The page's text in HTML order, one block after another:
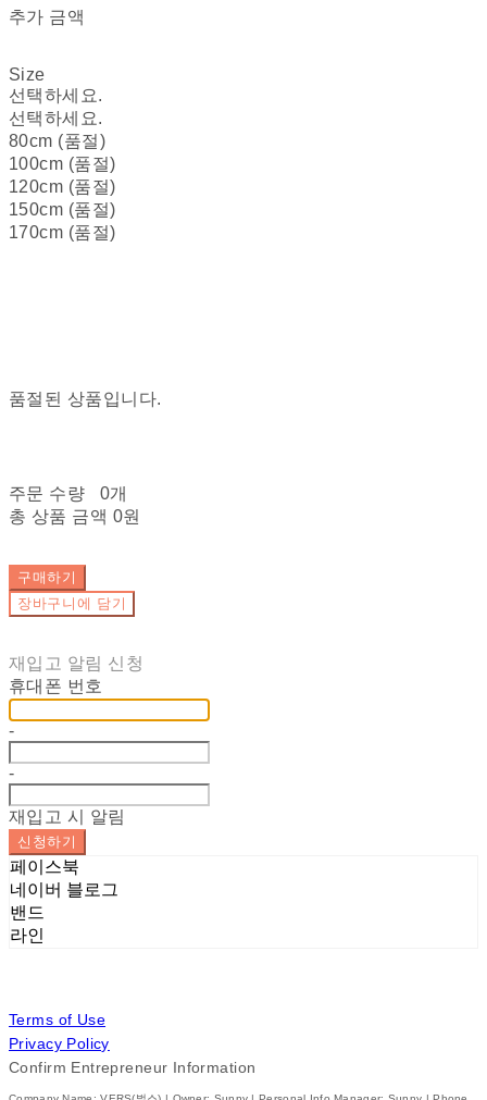
추가 금액
Size
선택하세요.
선택하세요.
80cm (품절)
100cm (품절)
120cm (품절)
150cm (품절)
170cm (품절)
품절된 상품입니다.
주문 수량
0개
총 상품 금액 0원
구매하기
장바구니에 담기
재입고 알림 신청
휴대폰 번호
-
-
재입고 시 알림
신청하기
페이스북
네이버 블로그
밴드
라인
Terms of Use
Privacy Policy
Confirm Entrepreneur Information